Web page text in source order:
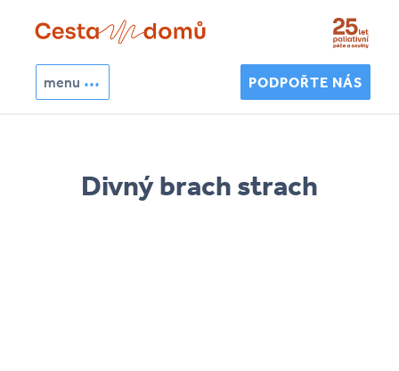
Přejít k hlavnímu obsahu
menu PODPOŘTE NÁS
Divný brach strach